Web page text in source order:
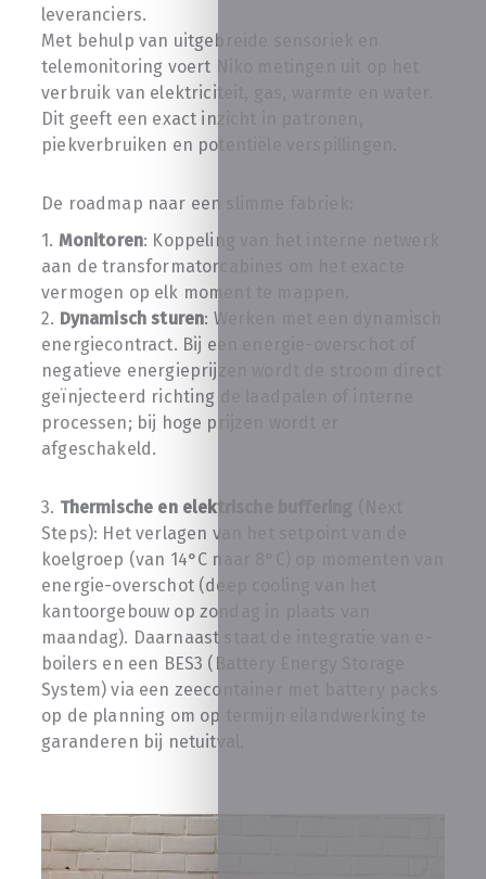
leveranciers.
Met behulp van uitgebreide sensoriek en
telemonitoring voert Niko metingen uit op het
verbruik van elektriciteit, gas, warmte en water.
Dit geeft een exact inzicht in patronen,
piekverbruiken en potentiële verspillingen.
De roadmap naar een slimme fabriek:
1. Monitoren: Koppeling van het interne netwerk
aan de transformatorcabines om het exacte
vermogen op elk moment te mappen.
2. Dynamisch sturen: Werken met een dynamisch
energiecontract. Bij een energie-overschot of
negatieve energieprijzen wordt de stroom direct
geïnjecteerd richting de laadpalen of interne
processen; bij hoge prijzen wordt er
afgeschakeld.
3. Thermische en elektrische buffering
Steps): Het verlagen van het setpoint van de
koelgroep (van 14°C naar 8°C) op momenten van
energie-overschot (deep cooling van het
kantoorgebouw op zondag in plaats van
maandag). Daarnaast staat de integratie van e-
boilers en een BES3 (Battery Energy Storage
System) via een zeecontainer met battery packs
op de planning om op termijn eilandwerking te
garanderen bij netuitval.